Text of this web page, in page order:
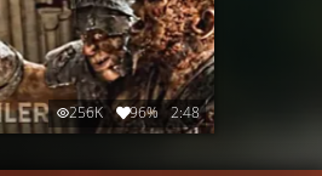
256K 96% 2:48